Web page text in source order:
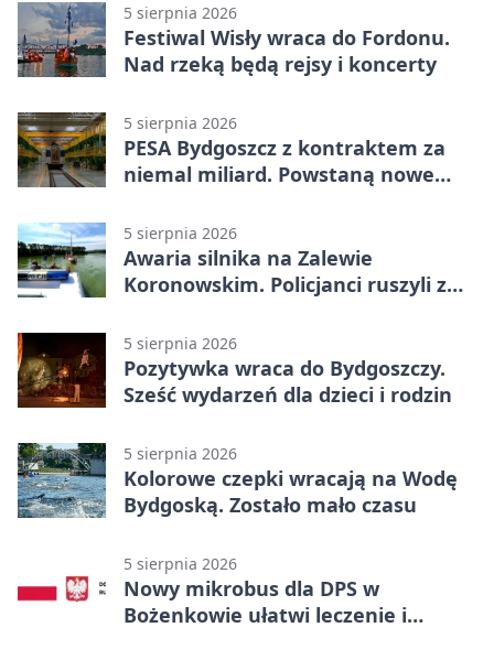
5 sierpnia 2026
Festiwal Wisły wraca do Fordonu.
Nad rzeką będą rejsy i koncerty
5 sierpnia 2026
PESA Bydgoszcz z kontraktem za
niemal miliard. Powstaną nowe
5 sierpnia 2026
Awaria silnika na Zalewie
Koronowskim. Policjanci ruszyli z
5 sierpnia 2026
Pozytywka wraca do Bydgoszczy.
Sześć wydarzeń dla dzieci i rodzin
5 sierpnia 2026
Kolorowe czepki wracają na Wodę
Bydgoską. Zostało mało czasu
5 sierpnia 2026
Nowy mikrobus dla DPS w
Bożenkowie ułatwi leczenie i